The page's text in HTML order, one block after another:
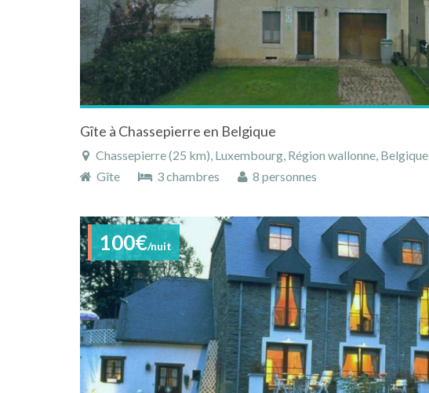
Gîte à Chassepierre en Belgique
Chassepierre (25 km), Luxembourg, Région wallonne, Belgique
Gîte
3 chambres 8 personnes
100€/nuit